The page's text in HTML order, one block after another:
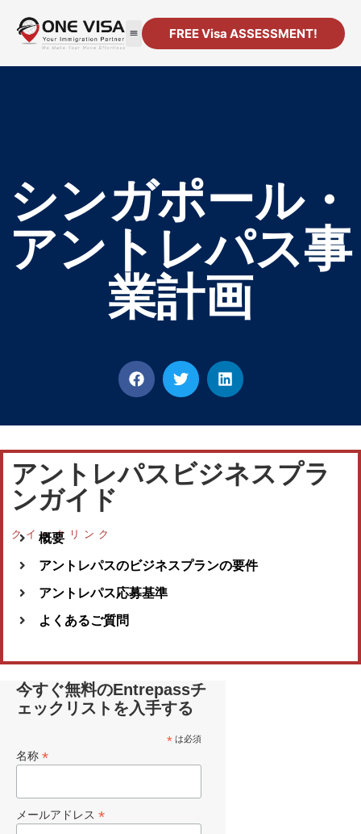
FREE Visa ASSESSMENT!
シンガポール・
アントレパス事
業計画
アントレパスビジネスプラ
ンガイド
クイックリンク
概要
アントレパスのビジネスプランの要件
アントレパス応募基準
よくあるご質問
今すぐ無料のEntrepassチ
ェックリストを入手する
* は必須
名称 *
メールアドレス *